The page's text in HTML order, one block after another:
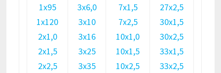
1х95
1х120
2х1,0
2х1,5
2х2,5
3х6,0
3х10
3х16
3х25
3х35
7х1,5
7х2,5
10х1,0
10х1,5
10х2,5
27х2,5
30х1,5
30х2,5
33х1,5
33х2,5